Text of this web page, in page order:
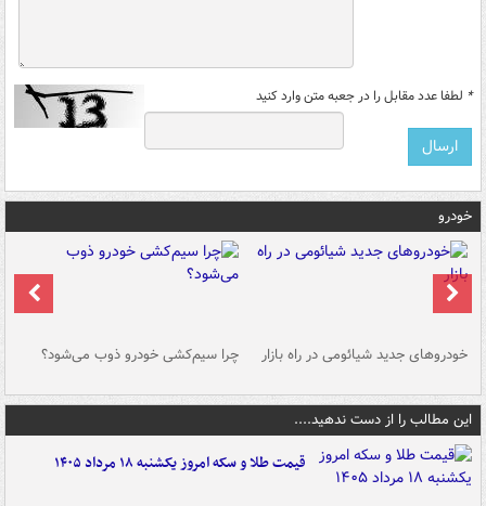
* لطفا عدد مقابل را در جعبه متن وارد کنید
خودرو
خودروهای جدید شیائومی در راه بازار چرا سیم‌کشی خودرو ذوب می‌شود؟
این مطالب را از دست ندهید....
قیمت طلا و سکه امروز یکشنبه ۱۸ مرداد ۱۴۰۵